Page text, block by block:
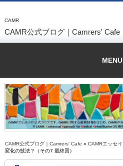
CAMR
CAMR公式ブログ｜Camrers' Cafe
MENU
CAMR公式ブログ｜Camrers' Cafe » CAMRエッセイ
変化の技法？（その7 最終回）